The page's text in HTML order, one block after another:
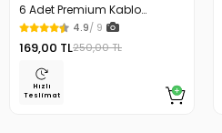
6 Adet Premium Kablo
Düzenleyici Kablo Tutucu
Mıknatıslı Kapak Özellikli
4.9/ 9
169,00 TL250,00 TL
Hızlı
Teslimat